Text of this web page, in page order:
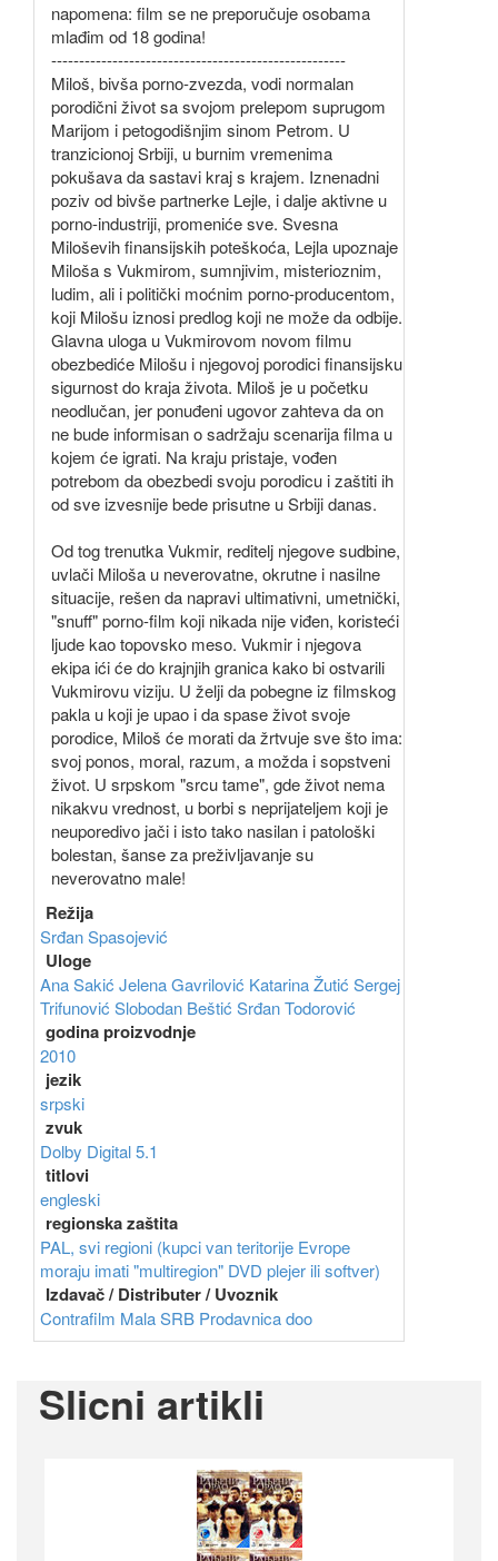
napomena: film se ne preporučuje osobama
mlađim od 18 godina!
-----------------------------------------------------
Miloš, bivša porno-zvezda, vodi normalan
porodični život sa svojom prelepom suprugom
Marijom i petogodišnjim sinom Petrom. U
tranzicionoj Srbiji, u burnim vremenima
pokušava da sastavi kraj s krajem. Iznenadni
poziv od bivše partnerke Lejle, i dalje aktivne u
porno-industriji, promeniće sve. Svesna
Miloševih finansijskih poteškoća, Lejla upoznaje
Miloša s Vukmirom, sumnjivim, misterioznim,
ludim, ali i politički moćnim porno-producentom,
koji Milošu iznosi predlog koji ne može da odbije.
Glavna uloga u Vukmirovom novom filmu
obezbediće Milošu i njegovoj porodici finansijsku
sigurnost do kraja života. Miloš je u početku
neodlučan, jer ponuđeni ugovor zahteva da on
ne bude informisan o sadržaju scenarija filma u
kojem će igrati. Na kraju pristaje, vođen
potrebom da obezbedi svoju porodicu i zaštiti ih
od sve izvesnije bede prisutne u Srbiji danas.
Od tog trenutka Vukmir, reditelj njegove sudbine,
uvlači Miloša u neverovatne, okrutne i nasilne
situacije, rešen da napravi ultimativni, umetnički,
"snuff" porno-film koji nikada nije viđen, koristeći
ljude kao topovsko meso. Vukmir i njegova
ekipa ići će do krajnjih granica kako bi ostvarili
Vukmirovu viziju. U želji da pobegne iz filmskog
pakla u koji je upao i da spase život svoje
porodice, Miloš će morati da žrtvuje sve što ima:
svoj ponos, moral, razum, a možda i sopstveni
život. U srpskom "srcu tame", gde život nema
nikakvu vrednost, u borbi s neprijateljem koji je
neuporedivo jači i isto tako nasilan i patološki
bolestan, šanse za preživljavanje su
neverovatno male!
Režija
Srđan Spasojević
Uloge
Ana Sakić Jelena Gavrilović Katarina Žutić Sergej
Trifunović Slobodan Beštić Srđan Todorović
godina proizvodnje
2010
jezik
srpski
zvuk
Dolby Digital 5.1
titlovi
engleski
regionska zaštita
PAL, svi regioni (kupci van teritorije Evrope
moraju imati "multiregion" DVD plejer ili softver)
Izdavač / Distributer / Uvoznik
Contrafilm Mala SRB Prodavnica doo
Slicni artikli